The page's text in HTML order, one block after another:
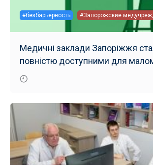
#безбарьерность #Запорожские
Медичні заклади Запоріжжя
повністю доступними для
груп населення